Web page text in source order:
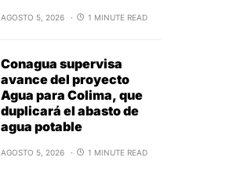
AGOSTO 5, 2026 1 MINUTE READ
Conagua supervisa
avance del proyecto
Agua para Colima, que
duplicará el abasto de
agua potable
AGOSTO 5, 2026 1 MINUTE READ